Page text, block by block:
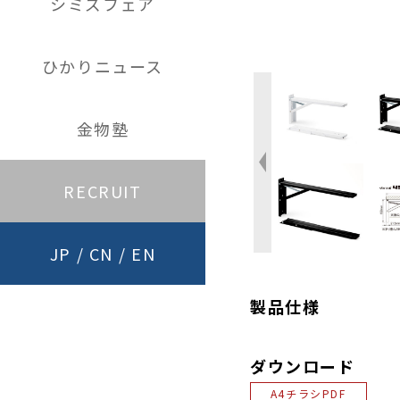
ひかりニュース
金物塾
RECRUIT
JP / CN / EN
製品仕様
ダウンロード
A4チラシPDF